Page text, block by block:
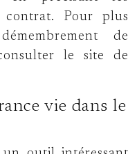
Pour plus
de
le site de
vie dans le